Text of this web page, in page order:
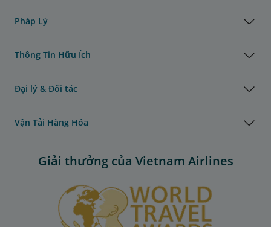
Pháp Lý
Thông Tin Hữu Ích
Đại lý & Đối tác
Vận Tải Hàng Hóa
Giải thưởng của Vietnam Airlines